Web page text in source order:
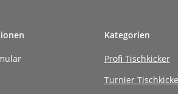
Kategorien
Profi Tischkicker
Turnier